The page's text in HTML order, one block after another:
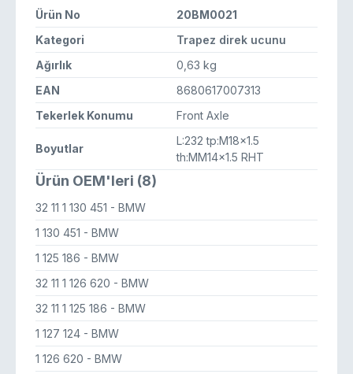
Ürün No
20BM0021
Kategori
Trapez direk ucunu
Ağırlık
0,63 kg
EAN
8680617007313
Tekerlek Konumu
Front Axle
Boyutlar
L:232 tp:M18x1.5
th:MM14x1.5 RHT
Ürün OEM'leri (8)
32 11 1 130 451 - BMW
1 130 451 - BMW
1 125 186 - BMW
32 11 1 126 620 - BMW
32 11 1 125 186 - BMW
1 127 124 - BMW
1 126 620 - BMW